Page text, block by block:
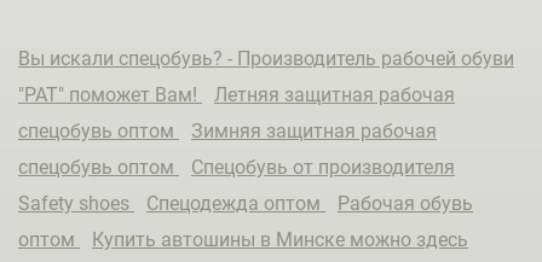
Вы искали спецобувь? - Производитель рабочей обуви
"РАТ" поможет Вам!
Летняя защитная рабочая
спецобувь оптом
Зимняя защитная рабочая
спецобувь оптом
Спецобувь от производителя
Safety shoes
Спецодежда оптом
Рабочая обувь
оптом
Купить автошины в Минске можно здесь